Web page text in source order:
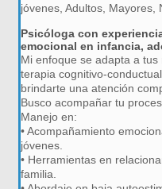
jóvenes, Adultos, Mayores,
Psicóloga con
emocional en infancia,
Mi enfoque se adapta a
terapia cognitivo-
brindarte una atención
Busco acompañar tu
Manejo en:
• Acompañamiento
jóvenes.
• Herramientas en
familia.